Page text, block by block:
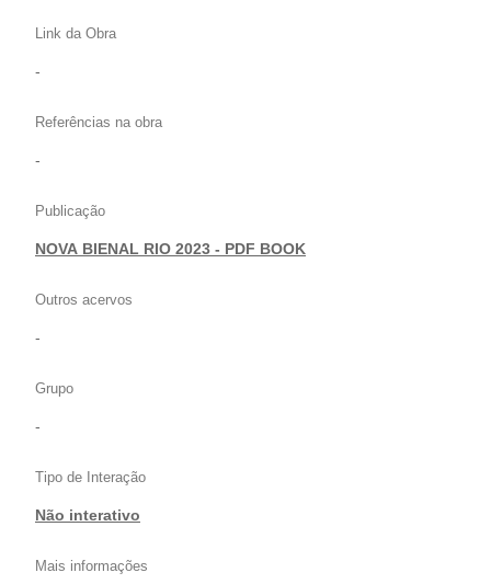
Link da Obra
-
Referências na obra
-
Publicação
NOVA BIENAL RIO 2023 - PDF BOOK
Outros acervos
-
Grupo
-
Tipo de Interação
Não interativo
Mais informações